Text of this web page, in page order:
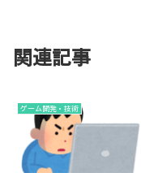
関連記事
ゲーム開発・技術